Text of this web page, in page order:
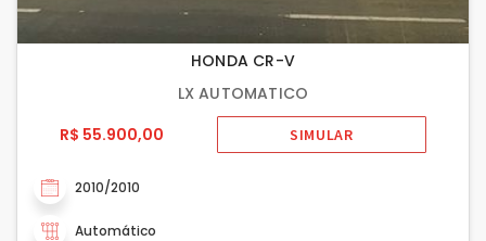
HONDA CR-V
LX AUTOMATICO
R$ 55.900,00
SIMULAR
2010/2010
Automático